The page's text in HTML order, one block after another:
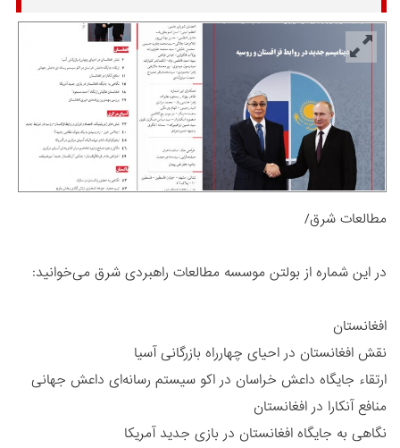
مطالعات شرق/
در این شماره از بولتن موسسه مطالعات راهبردی شرق می‌خوانید:
افغانستان
نقش افغانستان در احیای چهارراه بازرگانی آسیا
ارتقاء جایگاه داعش خراسان در اکو سیستم رسانه‌ای داعش جهانی
منافع آنکارا در افغانستان
نگاهی به جایگاه افغانستان در بازی جدید آمریکا